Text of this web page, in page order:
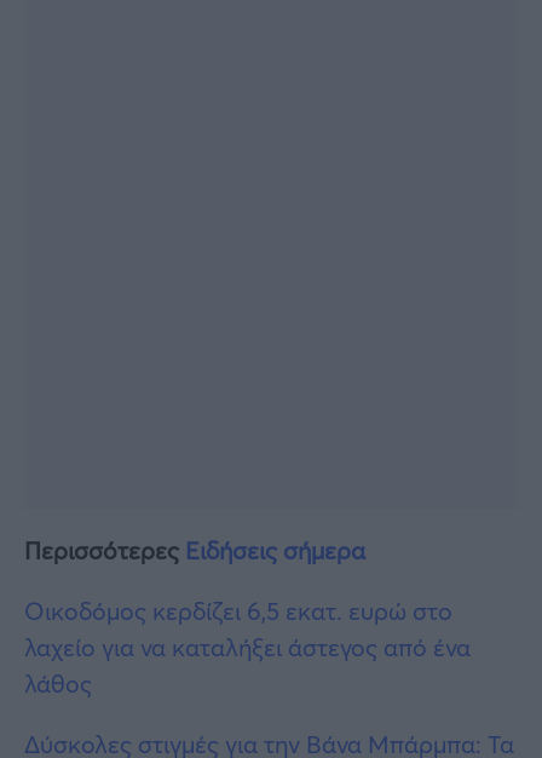
Περισσότερες Ειδήσεις σήμερα
Οικοδόμος κερδίζει 6,5 εκατ. ευρώ στο
λαχείο για να καταλήξει άστεγος από ένα
λάθος
Δύσκολες στιγμές για την Βάνα Μπάρμπα: Τα